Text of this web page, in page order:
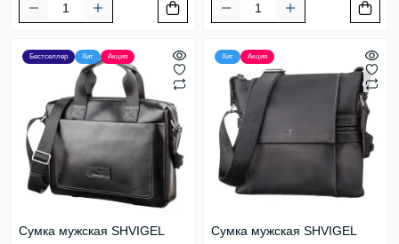
Бестселлер Хит Акция
Сумка мужская SHVIGEL
Хит Акция
Сумка мужская SHVIGEL